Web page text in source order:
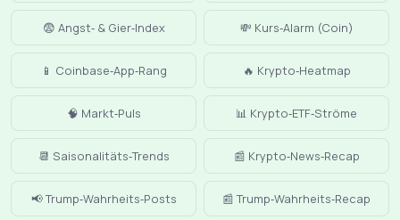
😨 Angst‑ & Gier‑Index 💸 Kurs‑Alarm (Coin)
📱 Coinbase‑App‑Rang 🔥 Krypto‑Heatmap
🧠 Markt‑Puls 📊 Krypto‑ETF‑Ströme
📆 Saisonalitäts‑Trends 📰 Krypto‑News‑Recap
📢 Trump‑Wahrheits‑Posts 📰 Trump‑Wahrheits‑Recap